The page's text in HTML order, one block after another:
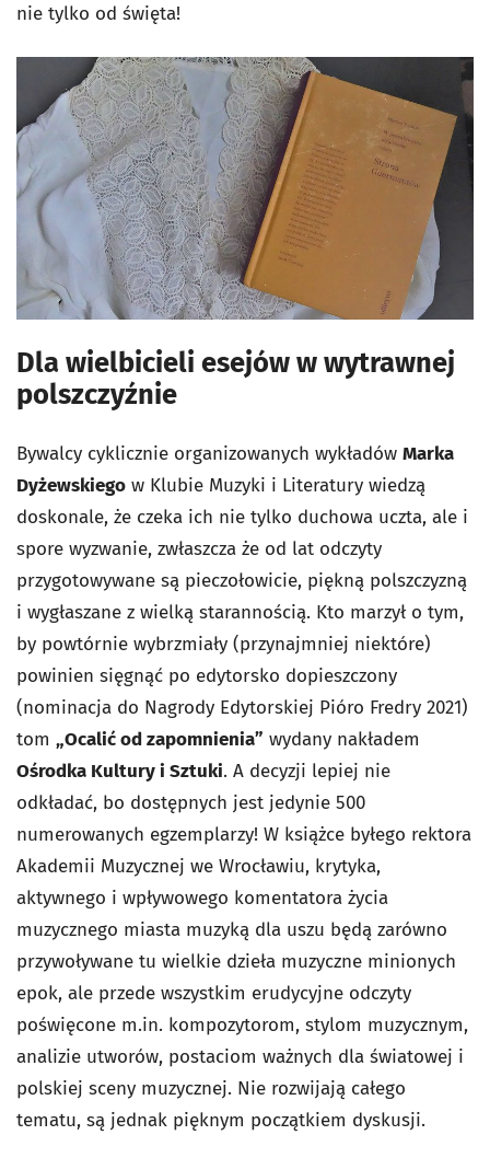
nie tylko od święta!
Dla wielbicieli esejów w wytrawnej
polszczyźnie
Bywalcy cyklicznie organizowanych wykładów Marka
Dyżewskiego w Klubie Muzyki i Literatury wiedzą
doskonale, że czeka ich nie tylko duchowa uczta, ale i
spore wyzwanie, zwłaszcza że od lat odczyty
przygotowywane są pieczołowicie, piękną polszczyzną
i wygłaszane z wielką starannością. Kto marzył o tym,
by powtórnie wybrzmiały (przynajmniej niektóre)
powinien sięgnąć po edytorsko dopieszczony
(nominacja do Nagrody Edytorskiej Pióro Fredry 2021)
tom „Ocalić od zapomnienia” wydany nakładem
Ośrodka Kultury i Sztuki. A decyzji lepiej nie
odkładać, bo dostępnych jest jedynie 500
numerowanych egzemplarzy! W książce byłego rektora
Akademii Muzycznej we Wrocławiu, krytyka,
aktywnego i wpływowego komentatora życia
muzycznego miasta muzyką dla uszu będą zarówno
przywoływane tu wielkie dzieła muzyczne minionych
epok, ale przede wszystkim erudycyjne odczyty
poświęcone m.in. kompozytorom, stylom muzycznym,
analizie utworów, postaciom ważnych dla światowej i
polskiej sceny muzycznej. Nie rozwijają całego
tematu, są jednak pięknym początkiem dyskusji.